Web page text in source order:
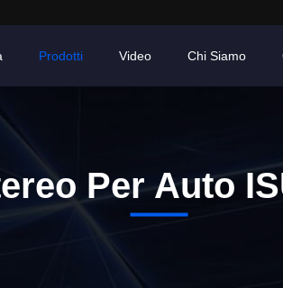
Prodotti Video Chi Siamo
Per Auto